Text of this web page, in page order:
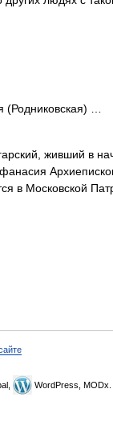
…
живший в
в Московской
WordPress, MODx.